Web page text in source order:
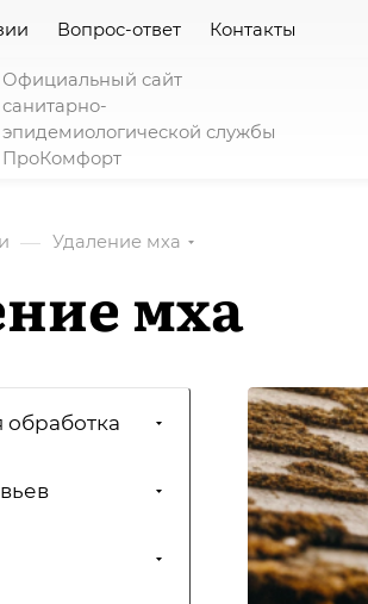
Вопрос-ответ Контакты
Официальный сайт
санитарно-
эпидемиологической службы
ПроКомфорт
— Удаление мха
мха
обработка